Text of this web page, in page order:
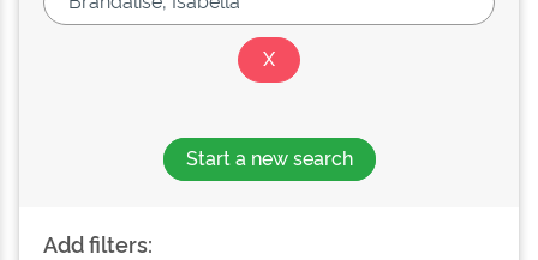
Start a new search
Add filters: